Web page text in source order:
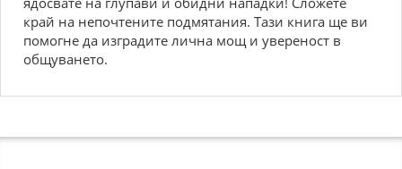
край на непочтените подмятания. Тази книга ще ви
помогне да изградите лична мощ и увереност в
общуването.